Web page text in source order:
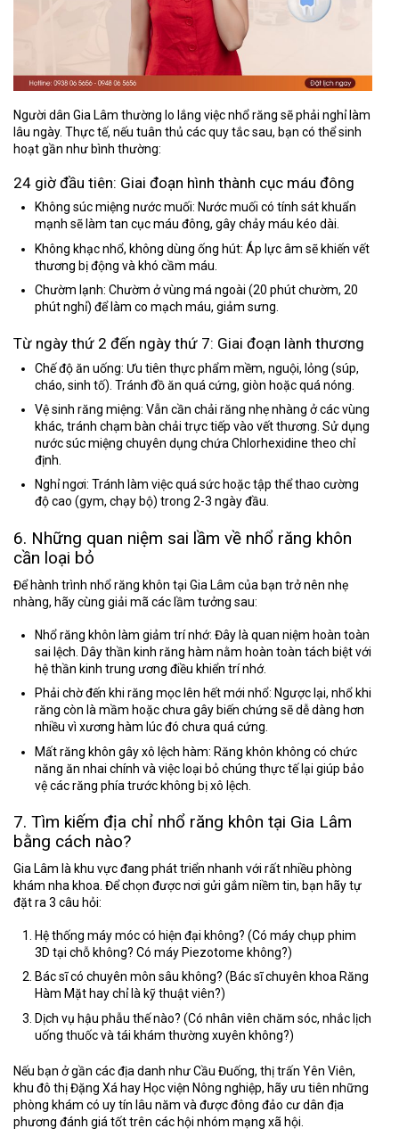
Người dân Gia Lâm thường lo lắng việc nhổ răng sẽ phải nghỉ làm
lâu ngày. Thực tế, nếu tuân thủ các quy tắc sau, bạn có thể sinh
hoạt gần như bình thường:
24 giờ đầu tiên: Giai đoạn hình thành cục máu đông
Không súc miệng nước muối: Nước muối có tính sát khuẩn
mạnh sẽ làm tan cục máu đông, gây chảy máu kéo dài.
Không khạc nhổ, không dùng ống hút: Áp lực âm sẽ khiến vết
thương bị động và khó cầm máu.
Chườm lạnh: Chườm ở vùng má ngoài (20 phút chườm, 20
phút nghỉ) để làm co mạch máu, giảm sưng.
Từ ngày thứ 2 đến ngày thứ 7: Giai đoạn lành thương
Chế độ ăn uống: Ưu tiên thực phẩm mềm, nguội, lỏng (súp,
cháo, sinh tố). Tránh đồ ăn quá cứng, giòn hoặc quá nóng.
Vệ sinh răng miệng: Vẫn cần chải răng nhẹ nhàng ở các vùng
khác, tránh chạm bàn chải trực tiếp vào vết thương. Sử dụng
nước súc miệng chuyên dụng chứa Chlorhexidine theo chỉ
định.
Nghỉ ngơi: Tránh làm việc quá sức hoặc tập thể thao cường
độ cao (gym, chạy bộ) trong 2-3 ngày đầu.
6. Những quan niệm sai lầm về nhổ răng khôn
cần loại bỏ
Để hành trình nhổ răng khôn tại Gia Lâm của bạn trở nên nhẹ
nhàng, hãy cùng giải mã các lầm tưởng sau:
Nhổ răng khôn làm giảm trí nhớ: Đây là quan niệm hoàn toàn
sai lệch. Dây thần kinh răng hàm nằm hoàn toàn tách biệt với
hệ thần kinh trung ương điều khiển trí nhớ.
Phải chờ đến khi răng mọc lên hết mới nhổ: Ngược lại, nhổ khi
răng còn là mầm hoặc chưa gây biến chứng sẽ dễ dàng hơn
nhiều vì xương hàm lúc đó chưa quá cứng.
Mất răng khôn gây xô lệch hàm: Răng khôn không có chức
năng ăn nhai chính và việc loại bỏ chúng thực tế lại giúp bảo
vệ các răng phía trước không bị xô lệch.
7. Tìm kiếm địa chỉ nhổ răng khôn tại Gia Lâm
bằng cách nào?
Gia Lâm là khu vực đang phát triển nhanh với rất nhiều phòng
khám nha khoa. Để chọn được nơi gửi gắm niềm tin, bạn hãy tự
đặt ra 3 câu hỏi:
Hệ thống máy móc có hiện đại không? (Có máy chụp phim
3D tại chỗ không? Có máy Piezotome không?)
Bác sĩ có chuyên môn sâu không? (Bác sĩ chuyên khoa Răng
Hàm Mặt hay chỉ là kỹ thuật viên?)
Dịch vụ hậu phẫu thế nào? (Có nhân viên chăm sóc, nhắc lịch
uống thuốc và tái khám thường xuyên không?)
Nếu bạn ở gần các địa danh nhưCầu Đuống, thị trấn Yên Viên,
khu đô thị Đặng Xá hay Học viện Nông nghiệp, hãy ưu tiên những
phòng khám có uy tín lâu năm và được đông đảo cư dân địa
phương đánh giá tốt trên các hội nhóm mạng xã hội.